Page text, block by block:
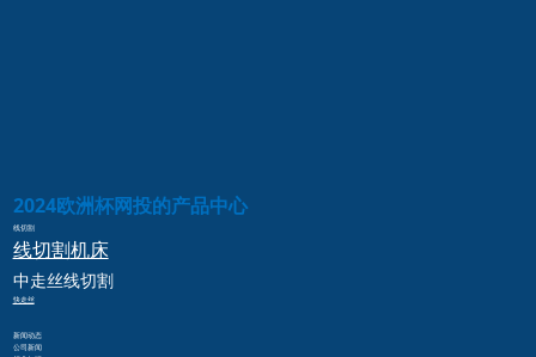
2024欧洲杯网投的产品中心
线切割
线切割机床
中走丝线切割
快走丝
新闻动态
公司新闻